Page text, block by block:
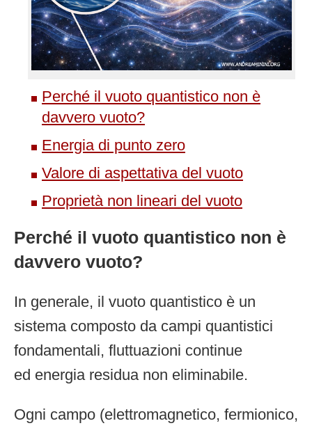
Perché il vuoto quantistico non è
davvero vuoto?
Energia di punto zero
Valore di aspettativa del vuoto
Proprietà non lineari del vuoto
Perché il vuoto quantistico non è
davvero vuoto?
In generale, il vuoto quantistico è un
sistema composto da campi quantistici
fondamentali, fluttuazioni continue
ed energia residua non eliminabile.
Ogni campo (elettromagnetico, fermionico,